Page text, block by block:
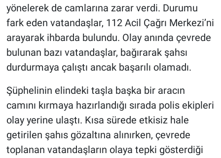
yönelerek de camlarına zarar verdi. Durumu
fark eden vatandaşlar, 112 Acil Çağrı Merkezi’ni
arayarak ihbarda bulundu. Olay anında çevrede
bulunan bazı vatandaşlar, bağırarak şahsı
durdurmaya çalıştı ancak başarılı olamadı.
Şüphelinin elindeki taşla başka bir aracın
camını kırmaya hazırlandığı sırada polis ekipleri
olay yerine ulaştı. Kısa sürede etkisiz hale
getirilen şahıs gözaltına alınırken, çevrede
toplanan vatandaşların olaya tepki gösterdiği